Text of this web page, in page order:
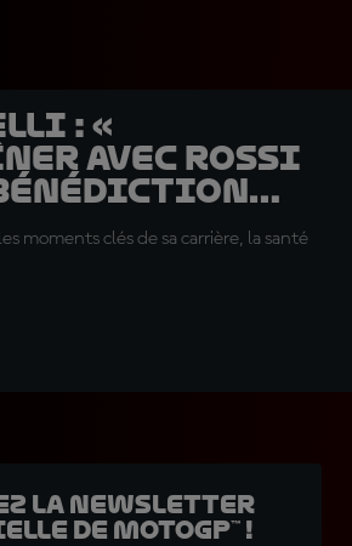
: «
avec Rossi
moments clés de sa carrière, la santé
la Newsletter
de MotoGP™ !